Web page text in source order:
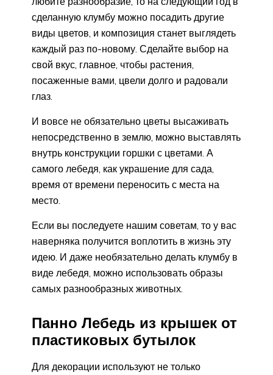
сделанную клумбу можно посадить другие
виды цветов, и композиция станет выглядеть
каждый раз по-новому. Сделайте выбор на
свой вкус, главное, чтобы растения,
посаженные вами, цвели долго и радовали
глаз.
И вовсе не обязательно цветы высаживать
непосредственно в землю, можно выставлять
внутрь конструкции горшки с цветами. А
самого лебедя, как украшение для сада,
время от времени переносить с места на
место.
Если вы последуете нашим советам, то у вас
наверняка получится воплотить в жизнь эту
идею. И даже необязательно делать клумбу в
виде лебедя, можно использовать образы
самых разнообразных животных.
Панно Лебедь из крышек от
пластиковых бутылок
Для декорации используют не только